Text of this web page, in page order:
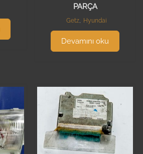
PARÇA
Getz, Hyundai
Devamını oku